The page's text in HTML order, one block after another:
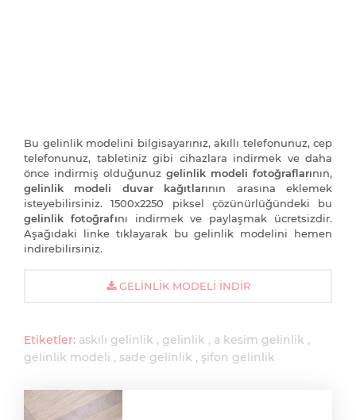
Bu gelinlik modelini bilgisayarınız, akıllı telefonunuz, cep
telefonunuz, tabletiniz gibi cihazlara indirmek ve daha
önce indirmiş olduğunuz gelinlik modeli fotoğraflarının,
gelinlik modeli duvar kağıtlarının arasına eklemek
isteyebilirsiniz. 1500x2250 piksel çözünürlüğündeki bu
gelinlik fotoğrafını indirmek ve paylaşmak ücretsizdir.
Aşağıdaki linke tıklayarak bu gelinlik modelini hemen
indirebilirsiniz.
GELINLIK MODELI İNDIR
Etiketler: askılı gelinlik gelinlik
a kesim gelinlik
gelinlik modeli
sade gelinlik şifon gelinlik